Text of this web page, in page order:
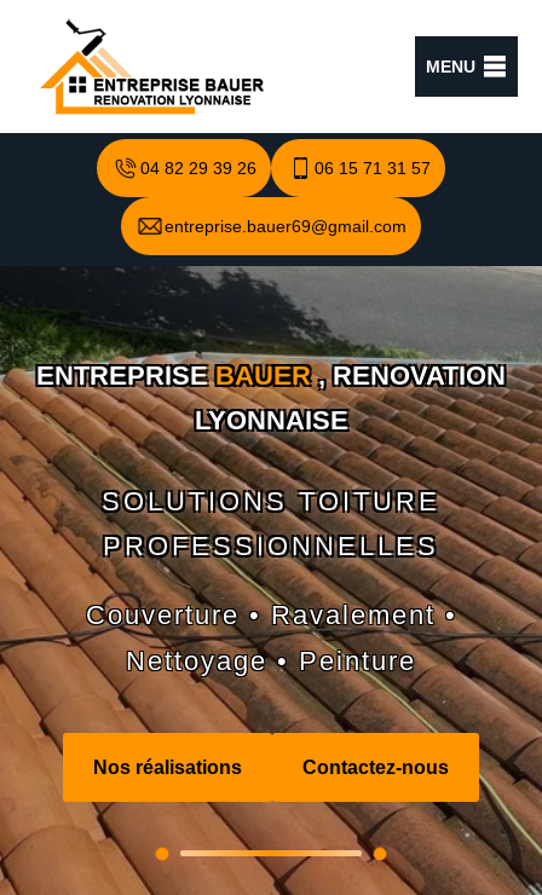
MENU
04 82 29 39 26 06 15 71 31 57
entreprise.bauer69@gmail.com
ENTREPRISEBAUER, RENOVATION
LYONNAISE
SOLUTIONS TOITURE
PROFESSIONNELLES
Couverture • Ravalement •
Nettoyage • Peinture
Nos réalisations Contactez-nous